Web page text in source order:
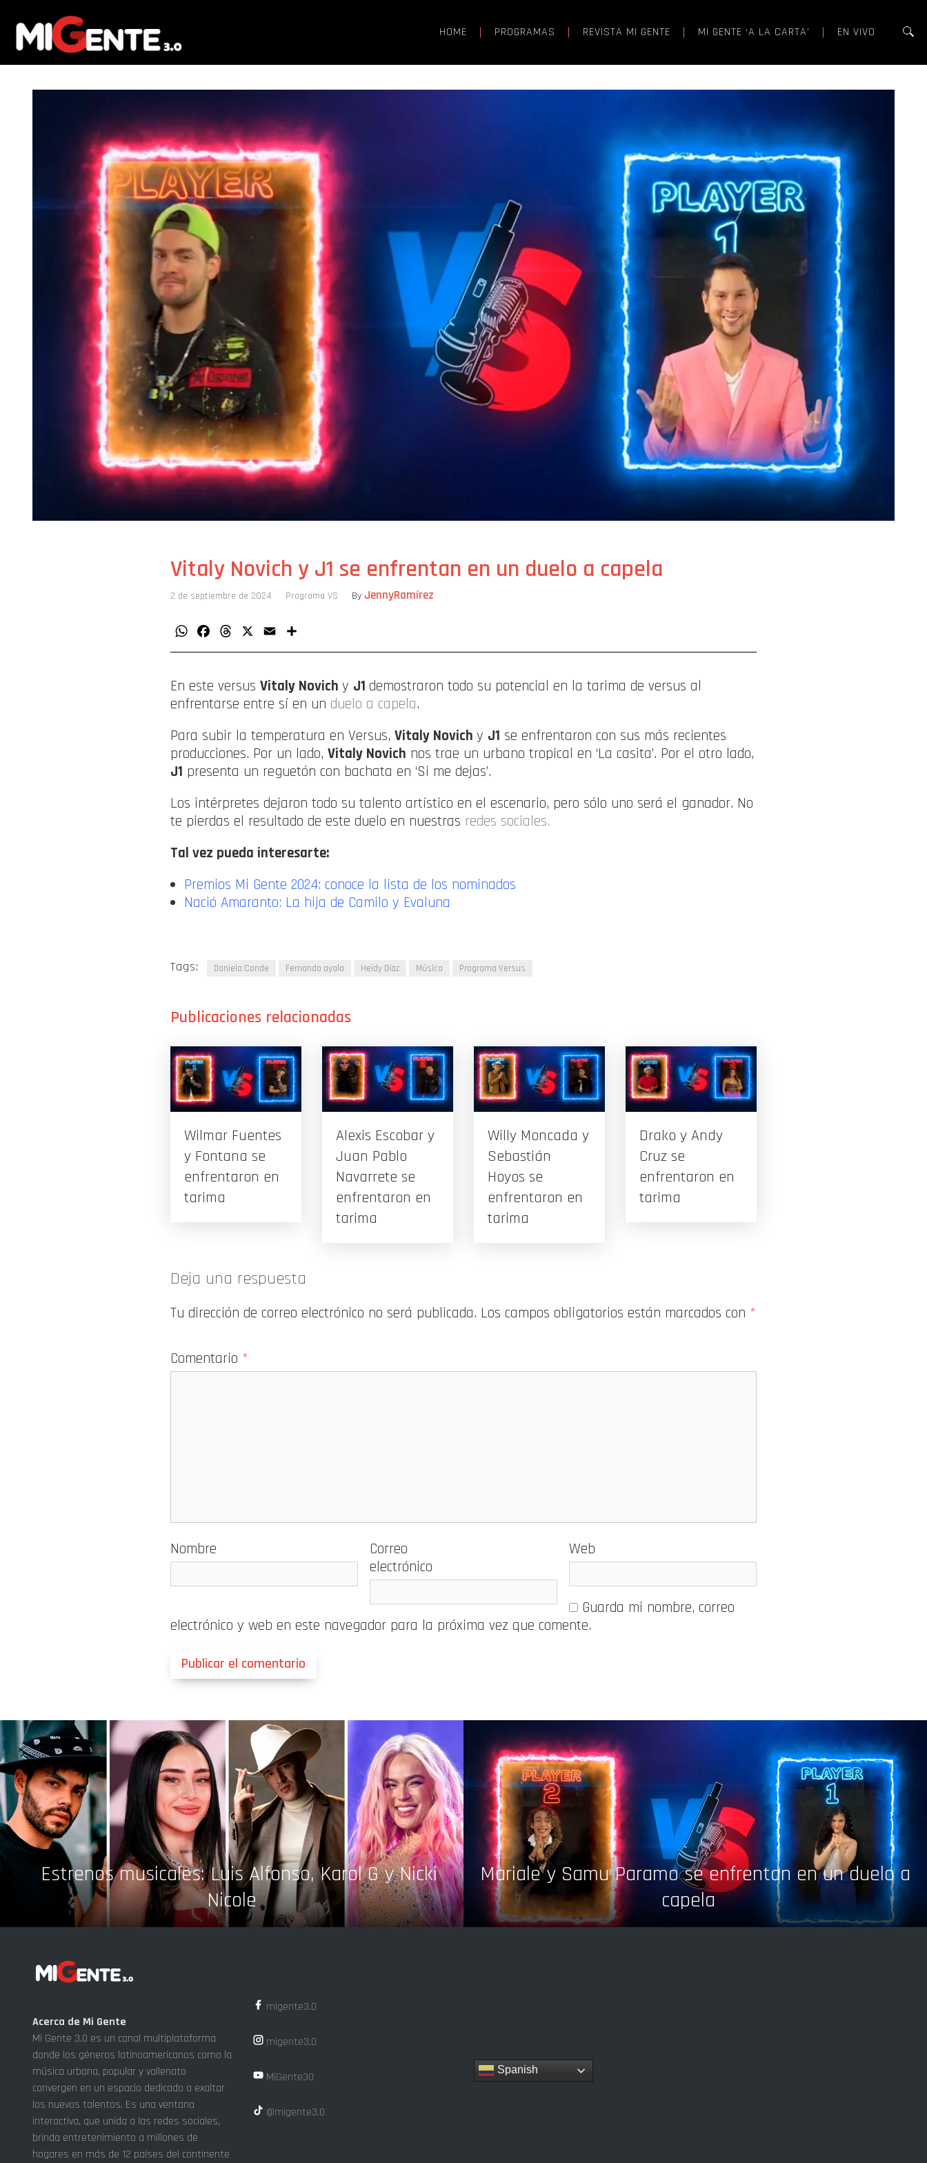
HOME PROGRAMAS REVISTA MI GENTE MI GENTE ‘A LA CARTA’ EN VIVO
Vitaly Novich y J1 se enfrentan en un duelo a capela
2 de septiembre de 2024 Programa VS By JennyRamírez
WhatsAppFacebookThreads Email
En este versus Vitaly Novich y J1 demostraron todo su potencial en la tarima de versus al
enfrentarse entre sí en un duelo a capela.
Para subir la temperatura en Versus, Vitaly Novich y J1 se enfrentaron con sus más recientes
producciones. Por un lado, Vitaly Novich nos trae un urbano tropical en ‘La casita’. Por el otro lado,
J1 presenta un reguetón con bachata en ‘Si me dejas’.
Los intérpretes dejaron todo su talento artístico en el escenario, pero sólo uno será el ganador. No
te pierdas el resultado de este duelo en nuestras redes sociales.
Tal vez pueda interesarte:
Premios Mi Gente 2024: conoce la lista de los nominados
Nació Amaranto: La hija de Camilo y Evaluna
Tags: Daniela Conde Fernando ayala Heidy Díaz Música Programa Versus
Wilmar Fuentes
y Fontana se
enfrentaron en
tarima
Alexis Escobar y
Juan Pablo
Navarrete se
enfrentaron en
tarima
Willy Moncada y
Sebastián
Hoyos se
enfrentaron en
tarima
Drako y Andy
Cruz se
enfrentaron en
tarima
Deja una respuesta
Tu dirección de correo electrónico no será publicada. Los campos obligatorios están marcados con *
Comentario *
Nombre
Correo
electrónico
Web
Guarda mi nombre, correo
electrónico y web en este navegador para la próxima vez que comente.
Estrenos musicales: Luis Alfonso, Karol G y Nicki
Nicole
Mariale y Samu Paramo se enfrentan en un duelo a
capela
Acerca de Mi Gente
Mi Gente 3.0 es un canal multiplataforma
donde los géneros latinoamericanos como la
música urbana, popular y vallenato
convergen en un espacio dedicado a exaltar
los nuevos talentos. Es una ventana
interactiva, que unida a las redes sociales,
brinda entretenimiento a millones de
hogares en más de 12 países del continente
migente3.0
migente3.0
MiGente30
@migente3.0
Spanish